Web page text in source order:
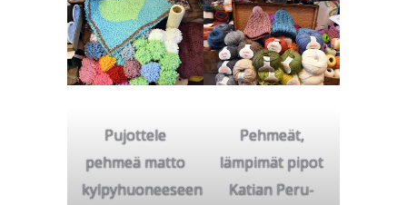
Pujottele
pehmeä matto
kylpyhuoneeseen
Pehmeät,
lämpimät pipot
Katian Peru-